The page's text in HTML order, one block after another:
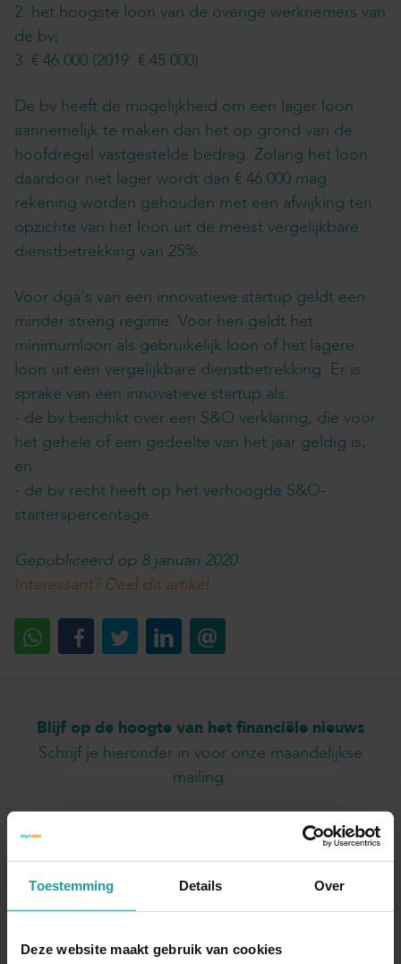
Toestemming Details Over
Deze website maakt gebruik van cookies
2. het hoogste loon van de overige werknemers van
de bv;
3. € 46.000 (2019: € 45.000).
De bv heeft de mogelijkheid om een lager loon
aannemelijk te maken dan het op grond van de
hoofdregel vastgestelde bedrag. Zolang het loon
daardoor niet lager wordt dan € 46.000 mag
rekening worden gehouden met een afwijking ten
opzichte van het loon uit de meest vergelijkbare
dienstbetrekking van 25%.
Voor dga's van een innovatieve startup geldt een
minder streng regime. Voor hen geldt het
minimumloon als gebruikelijk loon of het lagere
loon uit een vergelijkbare dienstbetrekking. Er is
sprake van een innovatieve startup als:
- de bv beschikt over een S&O verklaring, die voor
het gehele of een gedeelte van het jaar geldig is;
en
- de bv recht heeft op het verhoogde S&O-
starterspercentage.
Gepubliceerd op 8 januari 2020
Interessant? Deel dit artikel
Blijf op de hoogte van het financiële nieuws
Schrijf je hieronder in voor onze maandelijkse
mailing.